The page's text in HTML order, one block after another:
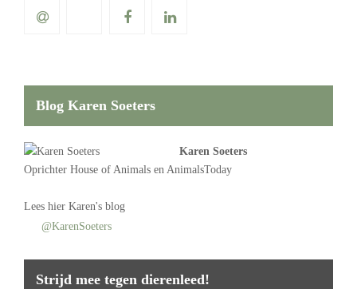
Blog Karen Soeters
Karen Soeters
Oprichter House of Animals en AnimalsToday
Lees hier Karen's blog
@KarenSoeters
Strijd mee tegen dierenleed!